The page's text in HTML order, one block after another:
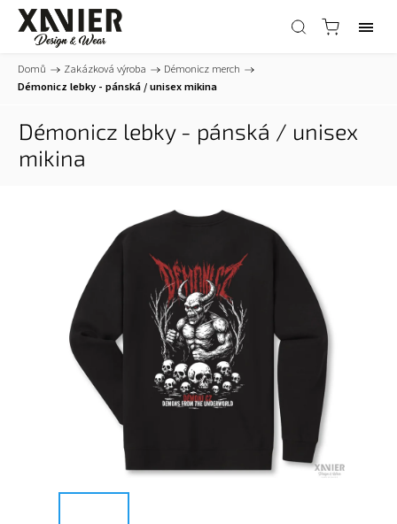
Domů / Zakázková výroba / Démonicz merch /
Démonicz lebky - pánská / unisex mikina
Démonicz lebky - pánská / unisex
mikina